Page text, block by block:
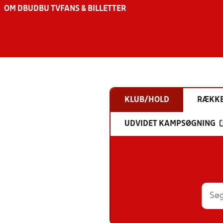
OM DBU DBU TV FANS & BILLETTER
KLUB/HOLD
UDVIDET KAMPSØGNING